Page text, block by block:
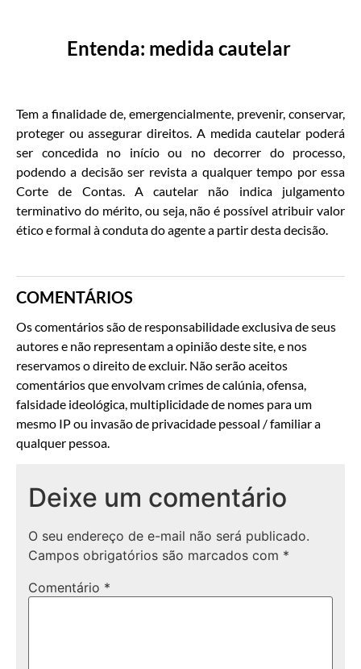
Entenda: medida cautelar
Tem a finalidade de, emergencialmente, prevenir, conservar,
proteger ou assegurar direitos. A medida cautelar poderá
ser concedida no início ou no decorrer do processo,
podendo a decisão ser revista a qualquer tempo por essa
Corte de Contas. A cautelar não indica julgamento
terminativo do mérito, ou seja, não é possível atribuir valor
ético e formal à conduta do agente a partir desta decisão.
COMENTÁRIOS
Os comentários são de responsabilidade exclusiva de seus
autores e não representam a opinião deste site, e nos
reservamos o direito de excluir. Não serão aceitos
comentários que envolvam crimes de calúnia, ofensa,
falsidade ideológica, multiplicidade de nomes para um
mesmo IP ou invasão de privacidade pessoal / familiar a
qualquer pessoa.
Deixe um comentário
O seu endereço de e-mail não será publicado.
Campos obrigatórios são marcados com *
Comentário *